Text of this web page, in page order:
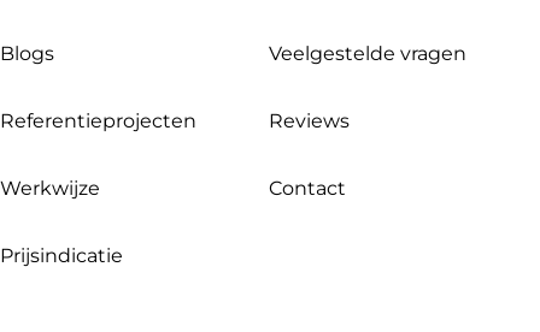
Blogs
Referentieprojecten
Werkwijze
Prijsindicatie
Veelgestelde vragen
Reviews
Contact